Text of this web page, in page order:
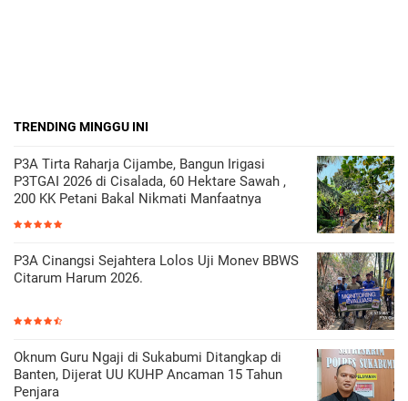
TRENDING MINGGU INI
P3A Tirta Raharja Cijambe, Bangun Irigasi
P3TGAI 2026 di Cisalada, 60 Hektare Sawah ,
200 KK Petani Bakal Nikmati Manfaatnya
P3A Cinangsi Sejahtera Lolos Uji Monev BBWS
Citarum Harum 2026.
Oknum Guru Ngaji di Sukabumi Ditangkap di
Banten, Dijerat UU KUHP Ancaman 15 Tahun
Penjara